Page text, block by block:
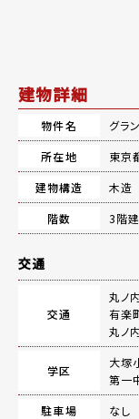
建物詳細
物件名
グラ
所在地
東京
建物構造
木造
階数
3階建
交通
交通
丸ノ
有楽
丸ノ
学区
大塚
第一
駐車場
なし